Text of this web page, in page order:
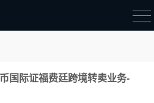
国际证福费廷跨境转卖业务-